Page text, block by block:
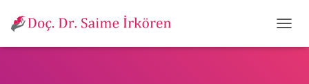
AÇ/